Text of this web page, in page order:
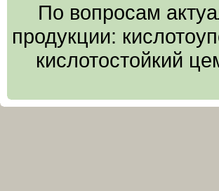
По вопросам
продукции:
кислотостойкий